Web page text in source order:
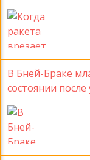
В Бней-Браке
состоянии